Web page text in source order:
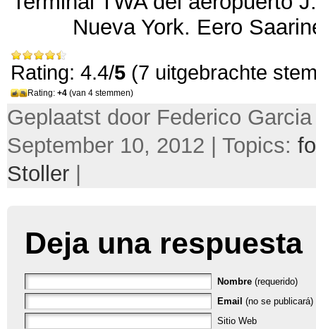
Nueva York. Eero
Rating: 4.4/5 (7 uitgebrachte
Rating: +4 (van 4 stemmen)
Geplaatst door Federico
September 10, 2012 | Topics:
Stoller
Deja una respuesta
Nombre (requerido)
Email (no se publicará)
Sitio Web